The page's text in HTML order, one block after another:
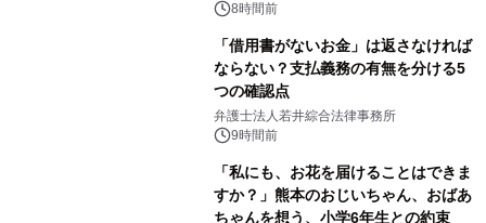
8時間前
「借用書がないお金」は返さなければ
ならない？支払義務の有無を分ける5
つの確認点
弁護士法人若井綜合法律事務所
9時間前
「私にも、お花を届けることはできま
すか？」熊本のおじいちゃん、おばあ
ちゃんを想う、小学6年生との約束